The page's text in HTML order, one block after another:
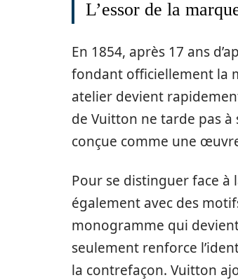
L’essor de la
En 1854, après 17 ans
fondant officiellement la
atelier devient
de Vuitton ne tarde pas
conçue comme une
Pour se distinguer face à
également avec des
monogramme qui
seulement renforce
la contrefaçon. Vuitton